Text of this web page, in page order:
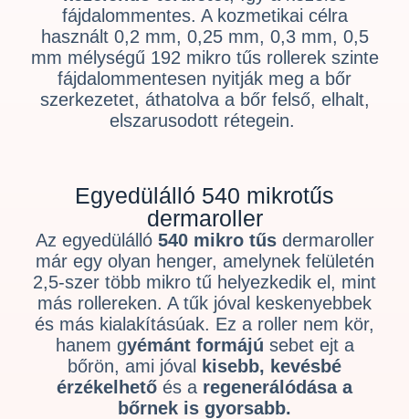
fájdalommentes. A kozmetikai célra
használt 0,2 mm, 0,25 mm, 0,3 mm, 0,5
mm mélységű 192 mikro tűs rollerek szinte
fájdalommentesen nyitják meg a bőr
szerkezetet, áthatolva a bőr felső, elhalt,
elszarusodott rétegein.
Egyedülálló 540 mikrotűs
dermaroller
Az egyedülálló540 mikro tűsdermaroller
már egy olyan henger, amelynek felületén
2,5-szer több mikro tű helyezkedik el, mint
más rollereken. A tűk jóval keskenyebbek
és más kialakításúak. Ez a roller nem kör,
hanem gyémánt formájú sebet ejt a
bőrön, ami jóval
kisebb, kevésbé
érzékelhető és a regenerálódása a
bőrnek is gyorsabb.